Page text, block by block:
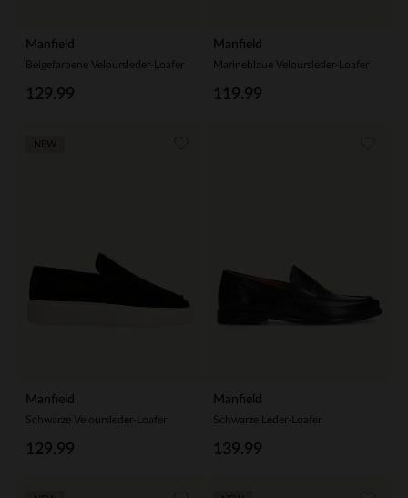
Manfield
Beigefarbene Veloursleder-Loafer
129.99
Manfield
Marineblaue Veloursleder-Loafer
119.99
Manfield
Schwarze Veloursleder-Loafer
129.99
Manfield
Schwarze Leder-Loafer
139.99